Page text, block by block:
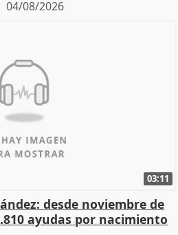
04/08/2026
03:11
desde noviembre de
ayudas por nacimiento